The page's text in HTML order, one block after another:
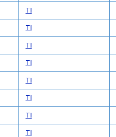
TI
TI
TI
TI
TI
TI
TI
TI